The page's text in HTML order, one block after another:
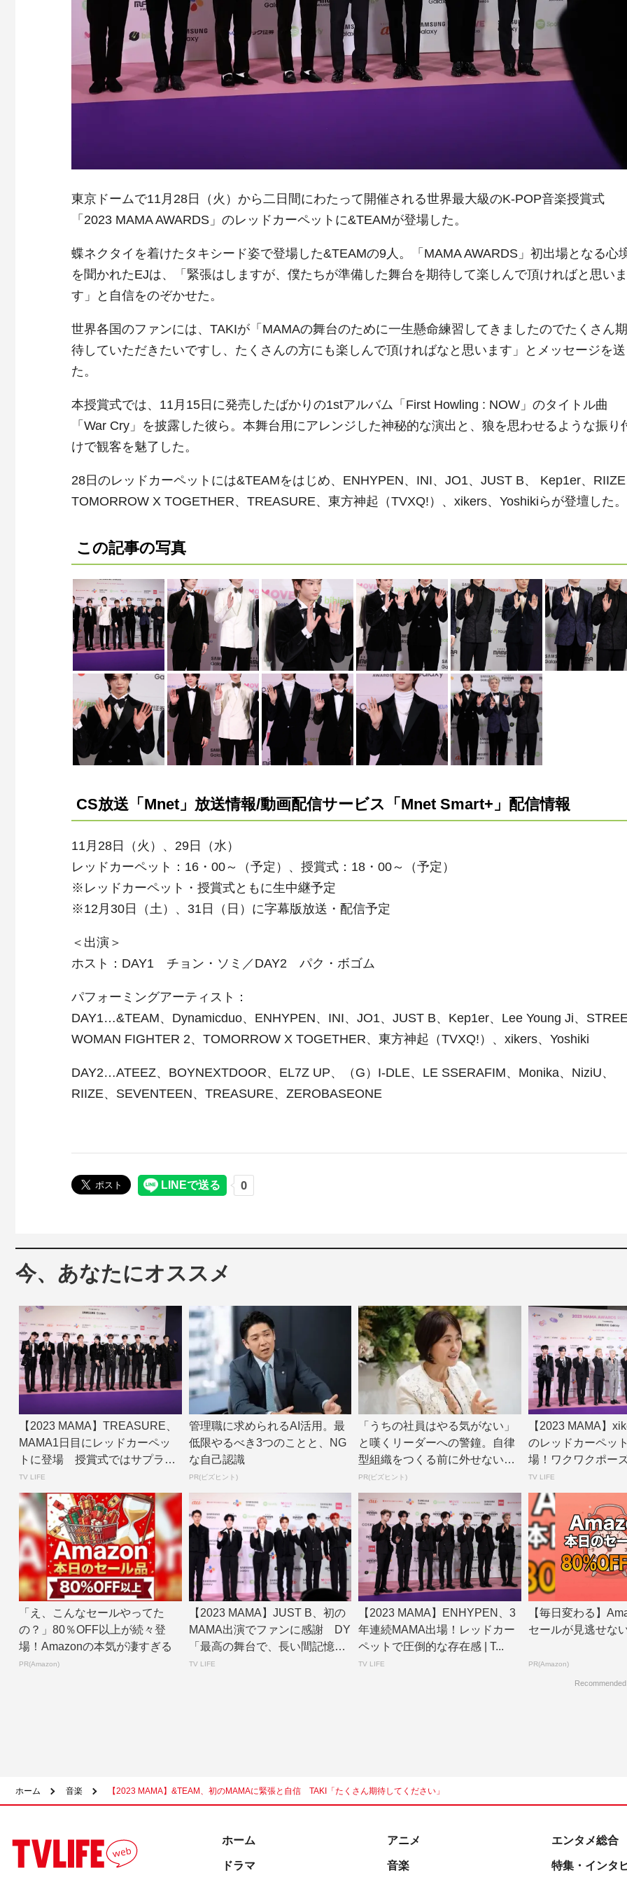
東京ドームで11月28日（火）から二日間にわたって開催される世界最大級のK-POP音楽授賞式
「2023 MAMA AWARDS」のレッドカーペットに&TEAMが登場した。
蝶ネクタイを着けたタキシード姿で登場した&TEAMの9人。「MAMA AWARDS」初出場となる心
を聞かれたEJは、「緊張はしますが、僕たちが準備した舞台を期待して楽しんで頂ければと思いま
す」と自信をのぞかせた。
世界各国のファンには、TAKIが「MAMAの舞台のために一生懸命練習してきましたのでたくさん期
待していただきたいですし、たくさんの方にも楽しんで頂ければなと思います」とメッセージを
た。
本授賞式では、11月15日に発売したばかりの1stアルバム「First Howling : NOW」のタイトル曲
「War Cry」を披露した彼ら。本舞台用にアレンジした神秘的な演出と、狼を思わせるような振り
けで観客を魅了した。
28日のレッドカーペットには&TEAMをはじめ、ENHYPEN、INI、JO1、JUST B、 Kep1er、
TOMORROW X TOGETHER、TREASURE、東方神起（TVXQ!）、xikers、Yoshikiらが登壇した。
この記事の写真
CS放送「 Mnet 」放送情報/動画配信サービス「 Mnet Smart+ 」配信情報
11月 28 日 （ 火 ） 、 29 日 （水 ）
レッドカーペット： 16・00～（予定）、授賞式： 18・00～（予定）
※レッドカーペット・授賞式ともに生中継予定
※12月 30 日（土）、 31 日（日）に字幕版放送・配信予定
＜出演＞
ホスト： DAY1 チョン・ソミ／ DAY2 パク・ボゴム
パフォーミングアーティスト：
DAY1…&TEAM、 Dynamicduo、 ENHYPEN、 INI、 JO1、 JUST B、 Kep1er、 Lee Young Ji、
WOMAN FIGHTER 2、 TOMORROW X TOGETHER、東方神起（TVXQ!） 、 xikers、 Yoshiki
DAY2…ATEEZ、 BOYNEXTDOOR、 EL7Z UP、（ G）I-DLE、 LE SSERAFIM、 Monika、 NiziU、
RIIZE、 SEVENTEEN、 TREASURE、 ZEROBASEONE
今、あなたにオススメ
【2023 MAMA】TREASURE、
MAMA1日目にレッドカーペッ
トに登場 授賞式ではサプライ
ズ...
TV LIFE
管理職に求められるAI活用。最
低限やるべき3つのことと、NG
な自己認識
PR(ビズヒント)
「うちの社員はやる気がない」
と嘆くリーダーへの警鐘。自律
型組織をつくる前に外せない、
たった一つの順番
PR(ビズヒント)
【2023 MAMA】
のレッドカーペッ
場！ワクワクポー
TV LIFE
「え、こんなセールやってた
の？」80％OFF以上が続々登
場！Amazonの本気が凄すぎる
PR(Amazon)
【2023 MAMA】JUST B、初の
MAMA出演でファンに感謝 DY
「最高の舞台で、長い間記憶
に...
TV LIFE
【2023 MAMA】ENHYPEN、3
年連続MAMA出場！レッドカー
ペットで圧倒的な存在感 | T...
TV LIFE
【毎日変わる】
セールが見逃せな
PR(Amazon)
ホーム 音楽 【2023 MAMA】&TEAM、初のMAMAに緊張と自信 TAKI「たくさん期待してください」
ホーム
ドラマ
アニメ
音楽
エンタメ総合
特集・インタ